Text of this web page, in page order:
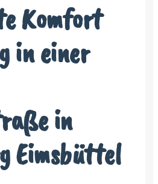
Komfort
in einer
in
Eimsbüttel